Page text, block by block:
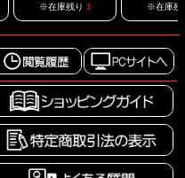
※在庫残り 1 ※在庫残